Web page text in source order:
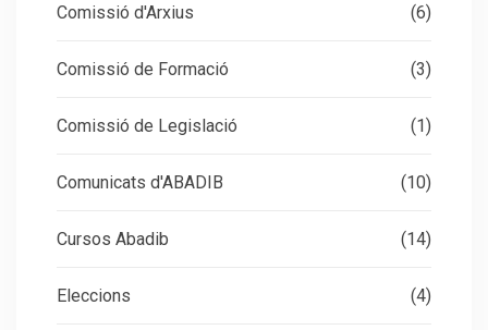
Comissió d'Arxius (6)
Comissió de Formació (3)
Comissió de Legislació (1)
Comunicats d'ABADIB (10)
Cursos Abadib (14)
Eleccions (4)